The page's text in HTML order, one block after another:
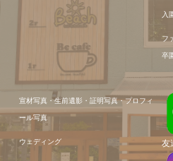
入
フ
卒
宣材写真・生前遺影・証明写真・プロフィ
ール写真
ウェディング 友